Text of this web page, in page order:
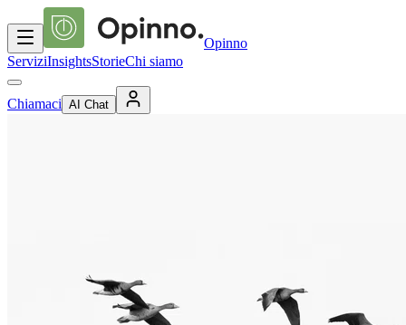
Opinno
ServiziInsightsStorieChi siamo
Chiamaci AI Chat